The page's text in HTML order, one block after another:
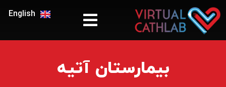
English
بیمارستان آتیه